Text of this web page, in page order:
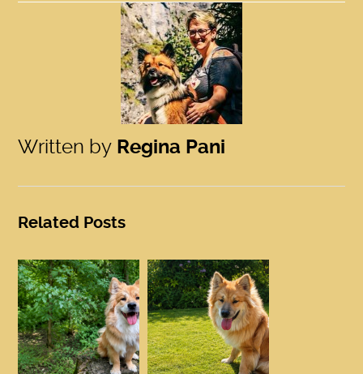
Written by Regina Pani
Related Posts